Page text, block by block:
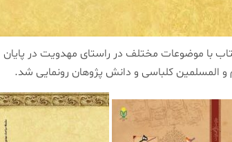
با موضوعات مختلف در راستای مهدویت در
المسلمین کلباسی و دانش پژوهان رونمایی شد.